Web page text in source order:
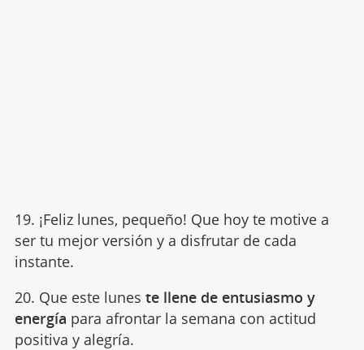
19. ¡Feliz lunes, pequeño! Que hoy te motive a
ser tu mejor versión y a disfrutar de cada
instante.
20. Que este lunes te llene de entusiasmo y
energía para afrontar la semana con actitud
positiva y alegría.